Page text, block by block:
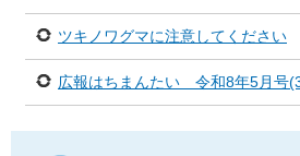
ツキノワグマに注意してください
広報はちまんたい 令和8年5月号